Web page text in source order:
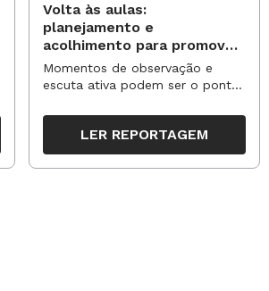
Volta às aulas:
planejamento e
acolhimento para promover
novas aprendizagens
Momentos de observação e
escuta ativa podem ser o ponto
tempos, espaços e propostas no
segundo semestre
LER REPORTAGEM